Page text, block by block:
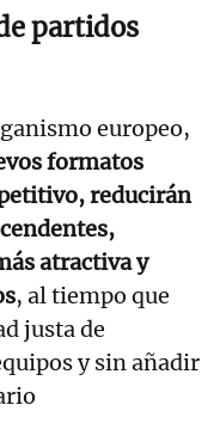
partidos
europeo,
formatos
reducirán
atractiva y
, al tiempo que
justa de
y sin añadir